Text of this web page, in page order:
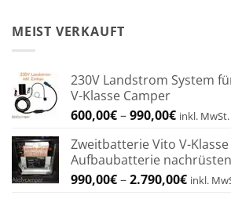
MEIST VERKAUFT
230V Landstrom System
V-Klasse Camper
600,00€–990,00€
bis
990,00€
inkl. MwSt.
Zweitbatterie Vito V-
Aufbaubatterie nachrüsten
990,00€–2.790,00€ inkl.